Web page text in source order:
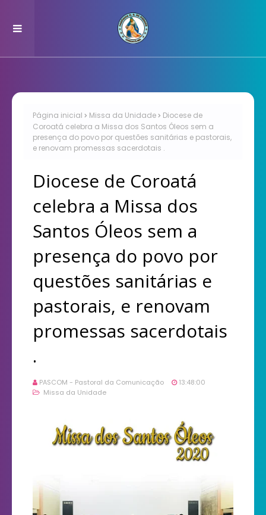
Página inicial Missa da Unidade
Diocese de
Coroatá celebra a Missa dos Santos Óleos sem a
presença do povo por questões sanitárias e pastorais,
e renovam promessas sacerdotais .
Diocese de Coroatá
celebra a Missa dos
Santos Óleos sem a
presença do povo por
questões sanitárias e
pastorais, e renovam
promessas sacerdotais
.
PASCOM - Pastoral da Comunicação
13:48:00
Missa da Unidade